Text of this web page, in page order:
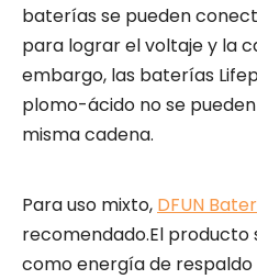
baterías se pueden
para lograr el voltaje y la
embargo, las baterías
plomo-ácido no se
misma cadena.
Para uso mixto, DFUN
recomendado.El
como energía de respaldo